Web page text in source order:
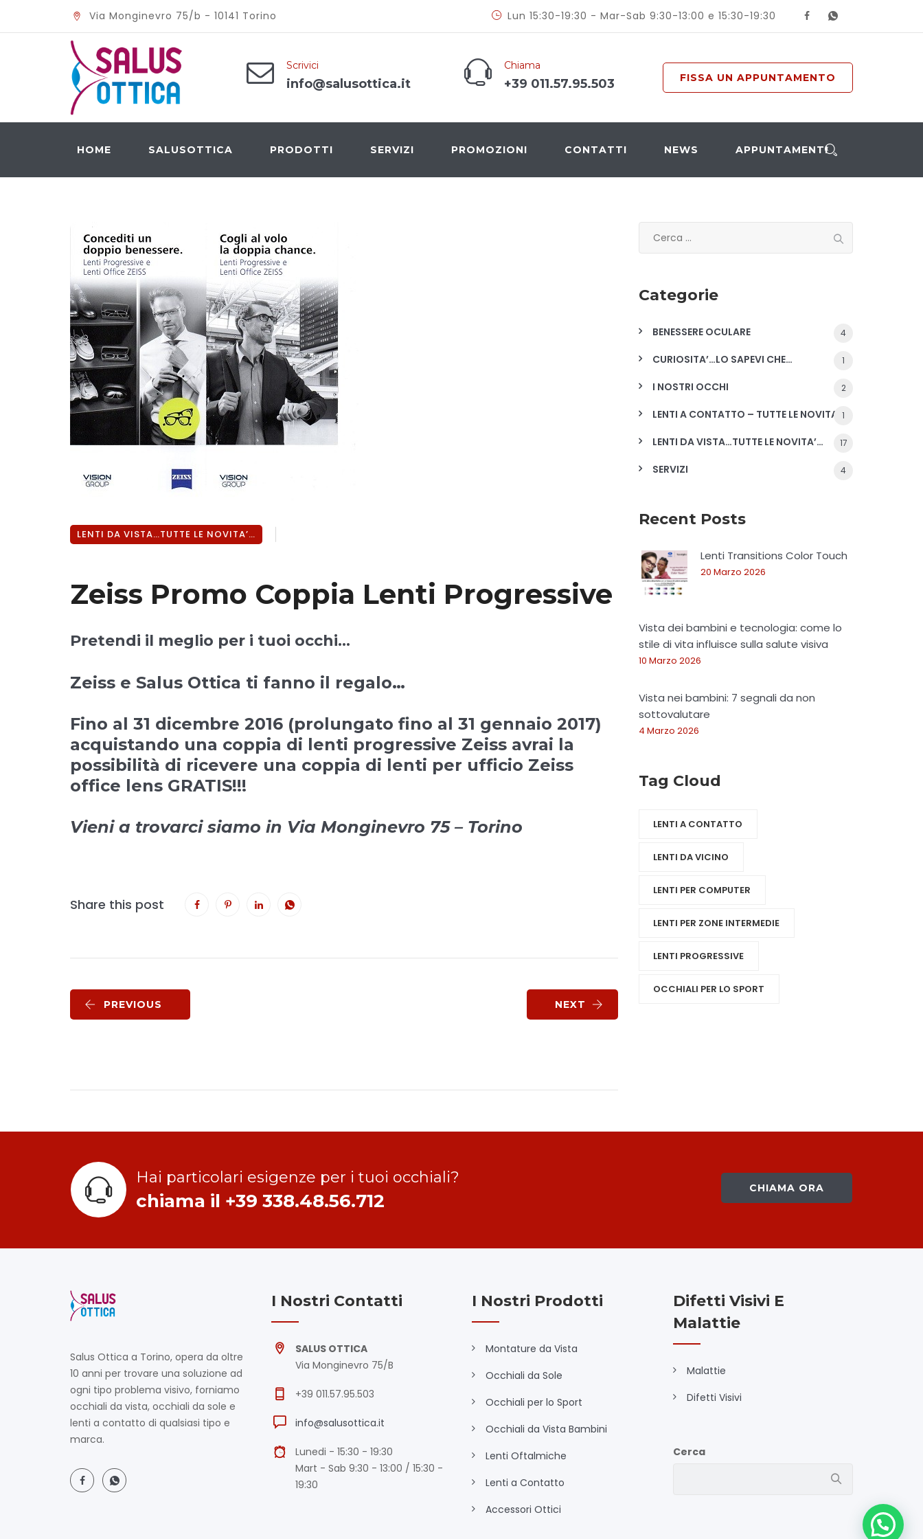
Via Monginevro 75/b - 10141 Torino Lun 15:30-19:30 - Mar-Sab 9:30-13:00 e 15:30-19:30
Scrivici
info@salusottica.it
Chiama
+39 011.57.95.503 FISSA UN APPUNTAMENTO
HOME SALUSOTTICA PRODOTTI SERVIZI PROMOZIONI CONTATTI NEWS APPUNTAMENTI
LENTI DA VISTA…TUTTE LE NOVITA’…
Zeiss Promo Coppia Lenti Progressive
Pretendi il meglio per i tuoi occhi…
Zeiss e Salus Ottica ti fanno il regalo…
Fino al 31 dicembre 2016 (prolungato fino al 31 gennaio 2017)
acquistando una coppia di lenti progressive Zeiss avrai la
possibilità di ricevere una coppia di lenti per ufficio Zeiss
office lens GRATIS!!!
Vieni a trovarci siamo in Via Monginevro 75 – Torino
Share this post
PREVIOUS NEXT
Categorie
BENESSERE OCULARE 4
CURIOSITA’…LO SAPEVI CHE… 1
I NOSTRI OCCHI 2
LENTI A CONTATTO – TUTTE LE NOVITA' 1
LENTI DA VISTA…TUTTE LE NOVITA’… 17
SERVIZI 4
Recent Posts
Lenti Transitions Color Touch
20 Marzo 2026
Vista dei bambini e tecnologia: come lo
stile di vita influisce sulla salute visiva
10 Marzo 2026
Vista nei bambini: 7 segnali da non
sottovalutare
4 Marzo 2026
Tag Cloud
LENTI A CONTATTO
LENTI DA VICINO
LENTI PER COMPUTER
LENTI PER ZONE INTERMEDIE
LENTI PROGRESSIVE
OCCHIALI PER LO SPORT
Hai particolari esigenze per i tuoi occhiali?
chiama il +39 338.48.56.712
CHIAMA ORA
Salus Ottica a Torino, opera da oltre
10 anni per trovare una soluzione ad
ogni tipo problema visivo, forniamo
occhiali da vista, occhiali da sole e
lenti a contatto di qualsiasi tipo e
marca.
I Nostri Contatti
SALUS OTTICA
Via Monginevro 75/B
+39 011.57.95.503
info@salusottica.it
Lunedi - 15:30 - 19:30
Mart - Sab 9:30 - 13:00 / 15:30 -
19:30
I Nostri Prodotti
Montature da Vista
Occhiali da Sole
Occhiali per lo Sport
Occhiali da Vista Bambini
Lenti Oftalmiche
Lenti a Contatto
Accessori Ottici
Difetti Visivi E
Malattie
Malattie
Difetti Visivi
Cerca